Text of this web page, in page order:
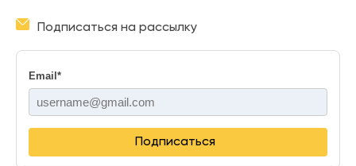
Подписаться на рассылку
Email *
Подписаться